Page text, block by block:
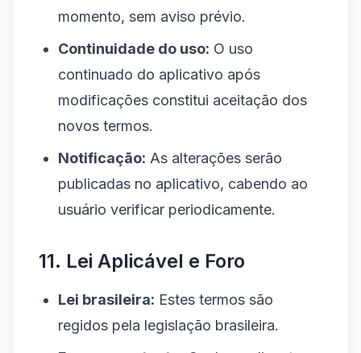
momento, sem aviso prévio.
Continuidade do uso: O uso
continuado do aplicativo após
modificações constitui aceitação dos
novos termos.
Notificação: As alterações serão
publicadas no aplicativo, cabendo ao
usuário verificar periodicamente.
11. Lei Aplicável e Foro
Lei brasileira: Estes termos são
regidos pela legislação brasileira.